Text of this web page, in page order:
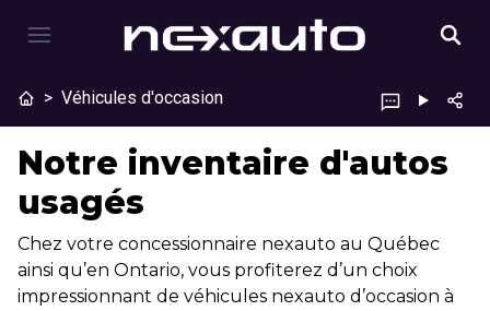
> Véhicules d'occasion
Notre inventaire d'autos
usagés
Chez votre concessionnaire nexauto au Québec
ainsi qu’en Ontario, vous profiterez d’un choix
impressionnant de véhicules nexauto d’occasion à